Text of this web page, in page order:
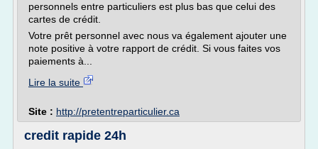
personnels entre particuliers est plus bas que celui des
cartes de crédit.
Votre prêt personnel avec nous va également ajouter une
note positive à votre rapport de crédit. Si vous faites vos
paiements à...
Lire la suite
Site : http://pretentreparticulier.ca
credit rapide 24h